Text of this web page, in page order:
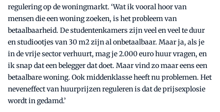
regulering op de woningmarkt. ‘Wat ik vooral hoor van
mensen die een woning zoeken, is het probleem van
betaalbaarheid. De studentenkamers zijn veel en veel te duur
en studiootjes van 30 m2 zijn al onbetaalbaar. Maar ja, als je
in de vrije sector verhuurt, mag je 2.000 euro huur vragen, en
ik snap dat een belegger dat doet. Maar vind zo maar eens een
betaalbare woning. Ook middenklasse heeft nu problemen. Het
neveneffect van huurprijzen reguleren is dat de prijsexplosie
wordt in gedamd.’